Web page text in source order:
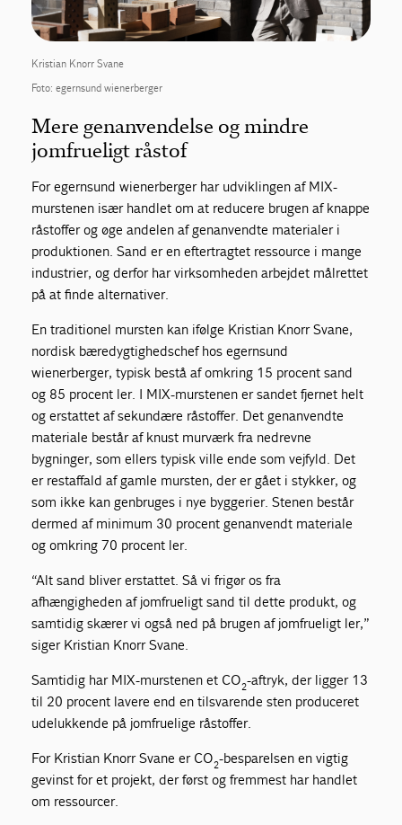
Kristian Knorr Svane
Foto: egernsund wienerberger
Mere genanvendelse og mindre
jomfrueligt råstof
For egernsund wienerberger har udviklingen af MIX-
murstenen især handlet om at reducere brugen af knappe
råstoffer og øge andelen af genanvendte materialer i
produktionen. Sand er en eftertragtet ressource i mange
industrier, og derfor har virksomheden arbejdet målrettet
på at finde alternativer.
En traditionel mursten kan ifølge Kristian Knorr Svane,
nordisk bæredygtighedschef hos egernsund
wienerberger, typisk bestå af omkring 15 procent sand
og 85 procent ler. I MIX-murstenen er sandet fjernet helt
og erstattet af sekundære råstoffer. Det genanvendte
materiale består af knust murværk fra nedrevne
bygninger, som ellers typisk ville ende som vejfyld. Det
er restaffald af gamle mursten, der er gået i stykker, og
som ikke kan genbruges i nye byggerier. Stenen består
dermed af minimum 30 procent genanvendt materiale
og omkring 70 procent ler.
“Alt sand bliver erstattet. Så vi frigør os fra
afhængigheden af jomfrueligt sand til dette produkt, og
samtidig skærer vi også ned på brugen af jomfrueligt ler,”
siger Kristian Knorr Svane.
Samtidig har MIX-murstenen et CO2-aftryk, der ligger 13
til 20 procent lavere end en tilsvarende sten produceret
udelukkende på jomfruelige råstoffer.
For Kristian Knorr Svane er CO2-besparelsen en vigtig
gevinst for et projekt, der først og fremmest har handlet
om ressourcer.